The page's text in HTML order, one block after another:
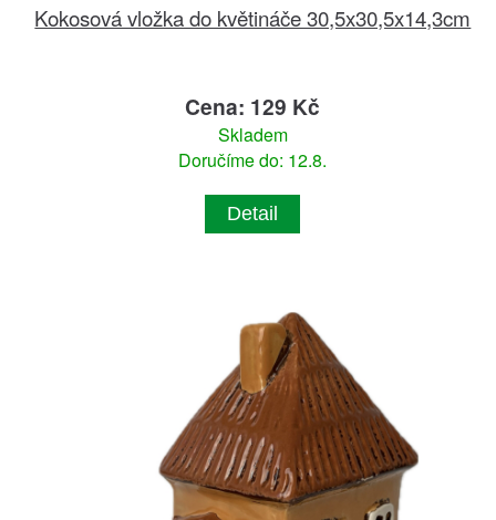
Kokosová vložka do květináče 30,5x30,5x14,3cm
Cena: 129 Kč
Skladem
Doručíme do: 12.8.
Detail